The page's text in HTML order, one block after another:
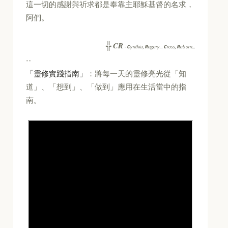
這一切的感謝與祈求都是奉靠主耶穌基督的名求，
阿們。
╬CR -Cynthia, Rogery... Cross, Reborn...
--
「靈修實踐指南」
：將每一天的靈修亮光從「知
道」、「想到」、「做到」應用在生活當中的指
南。